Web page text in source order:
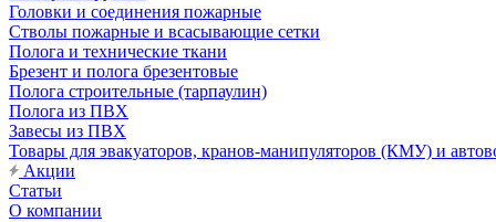
Головки и соединения пожарные
Стволы пожарные и всасывающие сетки
Полога и технические ткани
Брезент и полога брезентовые
Полога строительные (тарпаулин)
Полога из ПВХ
Завесы из ПВХ
Товары для эвакуаторов, кранов-манипуляторов (КМУ) и
Акции
Статьи
О компании